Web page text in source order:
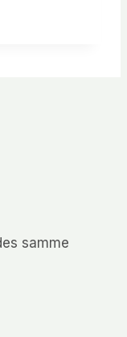
samme